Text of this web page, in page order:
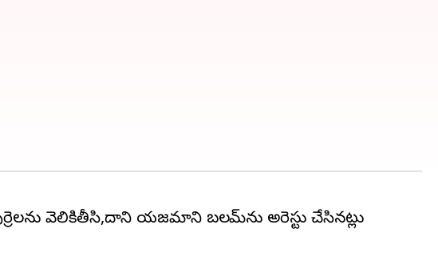
వెలికితీసి,దాని యజమాని బలరామ్‌ను అరెస్టు చేసినట్లు